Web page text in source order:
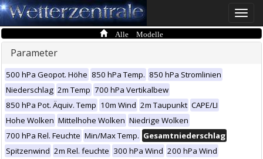
Toggle
Alle Modelle
Parameter
500 hPa Geopot. Höhe 850 hPa Temp. 850 hPa Stromlinien
Niederschlag 2m Temp 700 hPa Vertikalbew
850 hPa Pot. Äquiv. Temp 10m Wind 2m Taupunkt CAPE/LI
Hohe Wolken Mittelhohe Wolken Niedrige Wolken
700 hPa Rel. Feuchte Min/Max Temp. Gesamtniederschlag
Spitzenwind 2m Rel. feuchte 300 hPa Wind 200 hPa Wind